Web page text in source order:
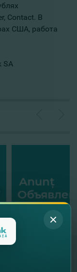
Contact. В
США, работа
SA